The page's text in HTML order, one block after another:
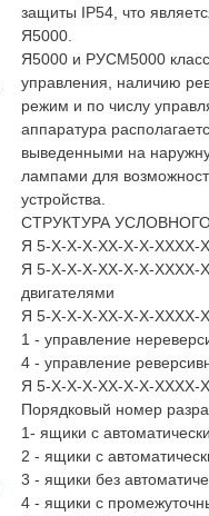
защиты IP54, что
Я5000.
Я5000 и РУСМ5000
управления, наличию
режим и по числу
аппаратура
выведенными на
лампами для
устройства.
СТРУКТУРА
Я 5-Х-Х-Х-ХХ-Х-Х-ХХХХ-
Я 5-Х-Х-Х-ХХ-Х-Х-ХХХХ-
двигателями
Я 5-Х-Х-Х-ХХ-Х-Х-ХХХХ-
1 - управление
4 - управление
Я 5-Х-Х-Х-ХХ-Х-Х-ХХХХ-
Порядковый номер
1- ящики с
2 - ящики с
3 - ящики без
4 - ящики с